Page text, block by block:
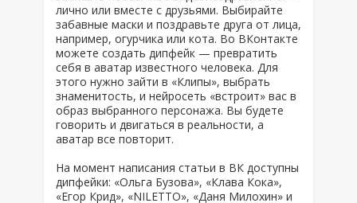
лично или вместе с друзьями. Выбирайте
забавные маски и поздравьте друга от лица,
например, огурчика или кота. Во ВКонтакте
можете создать дипфейк — превратить
себя в аватар известного человека. Для
этого нужно зайти в «Клипы», выбрать
знаменитость, и нейросеть «встроит» вас в
образ выбранного персонажа. Вы будете
говорить и двигаться в реальности, а
аватар все повторит.
На момент написания статьи в ВК доступны
дипфейки: «Ольга Бузова», «Клава Кока»,
«Егор Крид», «NILETTO», «Даня Милохин» и